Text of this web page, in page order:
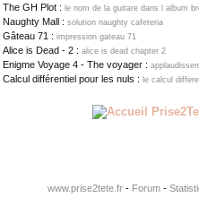
The GH Plot : le nom de la guitare dans l album
Naughty Mall : solution naughty cafeteria
Gâteau 71 : impression gateau 71
Alice is Dead - 2 : alice is dead chapter 2
Enigme Voyage 4 - The voyager :
Calcul différentiel pour les nuls : le calcul
www.prise2tete.fr- Forum-